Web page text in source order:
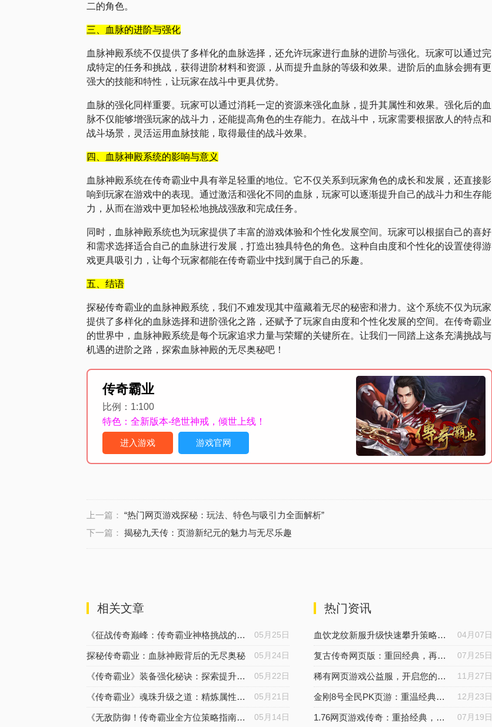
二的角色。
三、血脉的进阶与强化
血脉神殿系统不仅提供了多样化的血脉选择，还允许玩家进行血脉的进阶与强化。玩家可以通过完
成特定的任务和挑战，获得进阶材料和资源，从而提升血脉的等级和效果。进阶后的血脉会拥有更
强大的技能和特性，让玩家在战斗中更具优势。
血脉的强化同样重要。玩家可以通过消耗一定的资源来强化血脉，提升其属性和效果。强化后的血
脉不仅能够增强玩家的战斗力，还能提高角色的生存能力。在战斗中，玩家需要根据敌人的特点和
战斗场景，灵活运用血脉技能，取得最佳的战斗效果。
四、血脉神殿系统的影响与意义
血脉神殿系统在传奇霸业中具有举足轻重的地位。它不仅关系到玩家角色的成长和发展，还直接影
响到玩家在游戏中的表现。通过激活和强化不同的血脉，玩家可以逐渐提升自己的战斗力和生存能
力，从而在游戏中更加轻松地挑战强敌和完成任务。
同时，血脉神殿系统也为玩家提供了丰富的游戏体验和个性化发展空间。玩家可以根据自己的喜好
和需求选择适合自己的血脉进行发展，打造出独具特色的角色。这种自由度和个性化的设置使得游
戏更具吸引力，让每个玩家都能在传奇霸业中找到属于自己的乐趣。
五、结语
探秘传奇霸业的血脉神殿系统，我们不难发现其中蕴藏着无尽的秘密和潜力。这个系统不仅为玩家
提供了多样化的血脉选择和进阶强化之路，还赋予了玩家自由度和个性化发展的空间。在传奇霸业
的世界中，血脉神殿系统是每个玩家追求力量与荣耀的关键所在。让我们一同踏上这条充满挑战与
传奇霸业
比例：1:100
特色：全新版本-绝世神戒，倾世上线！
进入游戏 游戏官网
上一篇： “热门网页游戏探秘：玩法、特色与吸引力全面解析”
下一篇： 揭秘九天传：页游新纪元的魅力与无尽乐趣
相关文章
05月25日
《征战传奇巅峰：传奇霸业神格挑战的深度打法揭秘》
05月24日
探秘传奇霸业：血脉神殿背后的无尽奥秘
05月22日
《传奇霸业》装备强化秘诀：探索提升战力的关键步骤
05月21日
《传奇霸业》魂珠升级之道：精炼属性，铸就至强战斗力
05月14日
《无敌防御！传奇霸业全方位策略指南来袭》
热门资讯
04月07日
血饮龙纹新服升级快速攀升策略技巧指南
07月25日
复古传奇网页版：重回经典，再续传奇
11月27日
稀有网页游戏公益服，开启您的传奇娱乐冒险之旅！
12月23日
金刚8号全民PK页游：重温经典，热血再燃！
07月19日
1.76网页游戏传奇：重拾经典，重拾记忆-网页传奇变态版